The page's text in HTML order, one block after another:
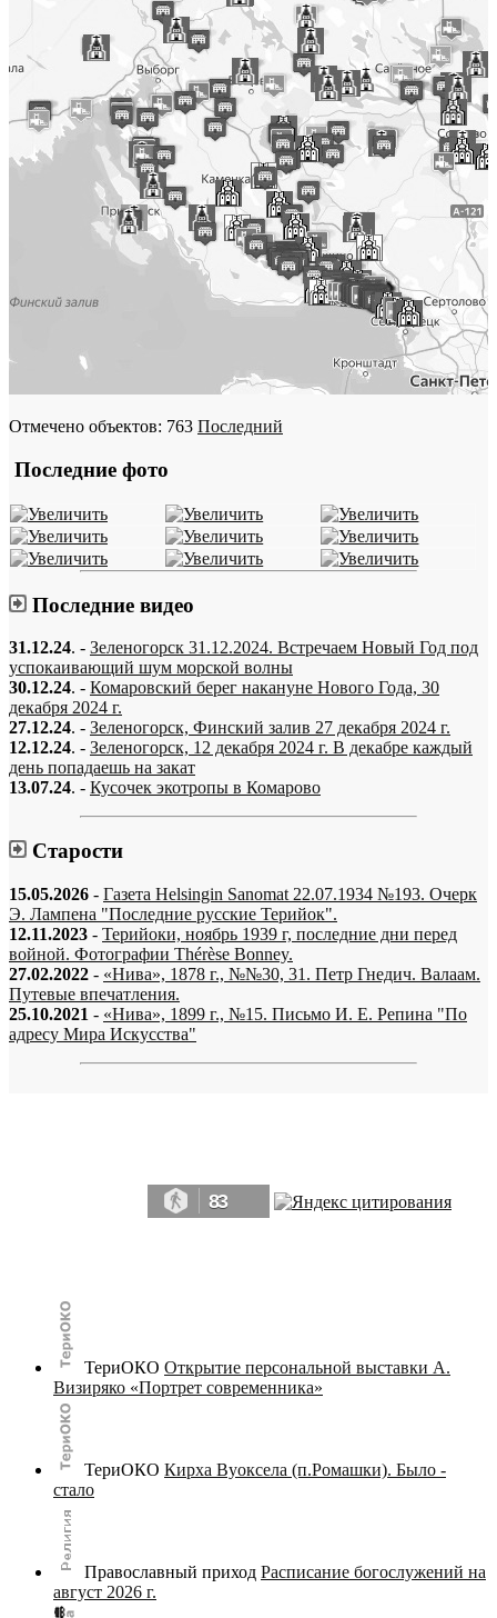
Отмечено объектов: 763 Последний
Последние фото
Последние видео
31.12.24. - Зеленогорск 31.12.2024. Встречаем Новый Год под
успокаивающий шум морской волны
30.12.24. - Комаровский берег накануне Нового Года, 30
декабря 2024 г.
27.12.24. - Зеленогорск, Финский залив 27 декабря 2024 г.
12.12.24. - Зеленогорск, 12 декабря 2024 г. В декабре каждый
день попадаешь на закат
13.07.24. - Кусочек экотропы в Комарово
Старости
15.05.2026 - Газета Helsingin Sanomat 22.07.1934 №193. Очерк
Э. Лампена "Последние русские Терийок".
12.11.2023 - Терийоки, ноябрь 1939 г, последние дни перед
войной. Фотографии Thérèse Bonney.
27.02.2022 - «Нива», 1878 г., №№30, 31. Петр Гнедич. Валаам.
Путевые впечатления.
25.10.2021 - «Нива», 1899 г., №15. Письмо И. Е. Репина "По
адресу Мира Искусства"
83
ТериОКО Открытие персональной выставки А.
Визиряко «Портрет современника»
ТериОКО Кирха Вуоксела (п.Ромашки). Было -
стало
Православный приход Расписание богослужений на
август 2026 г.